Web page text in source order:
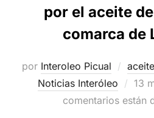
por el aceite
comarca de
por Interoleo Picual
Noticias Interóleo
el
13
comentarios están